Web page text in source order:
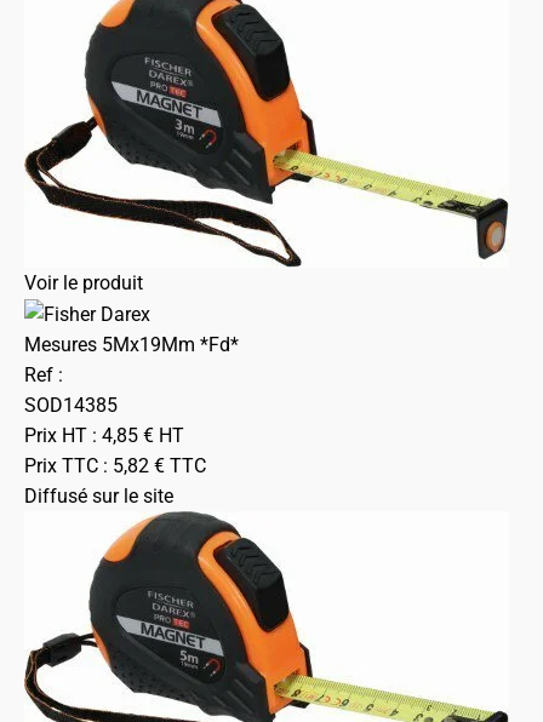
Voir le produit
Mesures 5Mx19Mm *Fd*
Ref :
SOD14385
Prix HT : 4,85 € HT
Prix TTC : 5,82 € TTC
Diffusé sur le site